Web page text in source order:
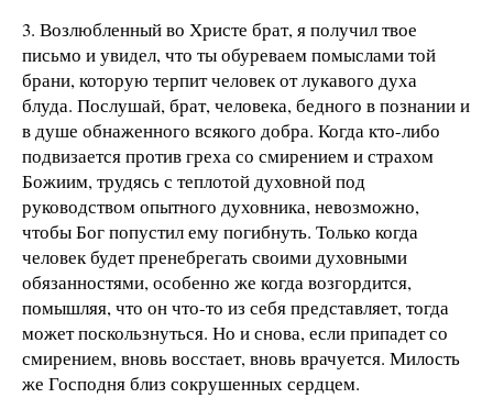
3. Возлюбленный во Христе брат, я получил твое
письмо и увидел, что ты обуреваем помыслами той
брани, которую терпит человек от лукавого духа
блуда. Послушай, брат, человека, бедного в познании и
в душе обнаженного всякого добра. Когда кто-либо
подвизается против греха со смирением и страхом
Божиим, трудясь с теплотой духовной под
руководством опытного духовника, невозможно,
чтобы Бог попустил ему погибнуть. Только когда
человек будет пренебрегать своими духовными
обязанностями, особенно же когда возгордится,
помышляя, что он что-то из себя представляет, тогда
может поскользнуться. Но и снова, если припадет со
смирением, вновь восстает, вновь врачуется. Милость
же Господня близ сокрушенных сердцем.